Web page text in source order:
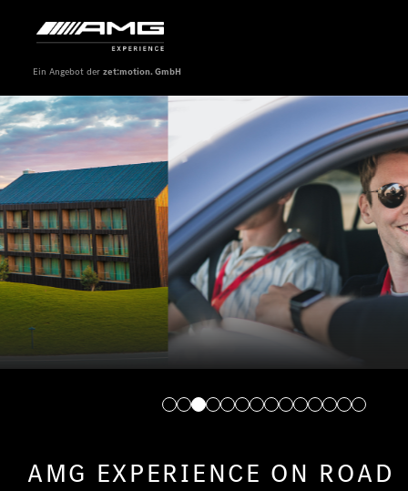
Ein Angebot der zet:motion. GmbH
AMG EXPERIENCE ON ROAD